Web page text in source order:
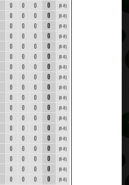
0 0 0 0 (0-0)
0 0 0 0 (0-0)
0 0 0 0 (0-0)
0 0 0 0 (0-0)
0 0 0 0 (0-0)
0 0 0 0 (0-0)
0 0 0 0 (0-0)
0 0 0 0 (0-0)
0 0 0 0 (0-0)
0 0 0 0 (0-0)
0 0 0 0 (0-0)
0 0 0 0 (0-0)
0 0 0 0 (0-0)
0 0 0 0 (0-0)
0 0 0 0 (0-0)
0 0 0 0 (0-0)
0 0 0 0 (0-0)
0 0 0 0 (0-0)